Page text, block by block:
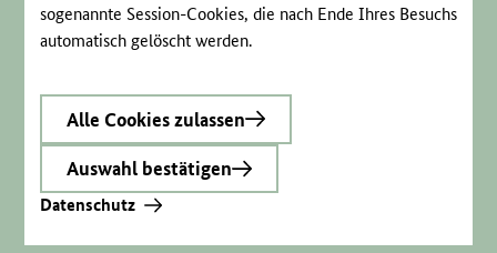
sogenannte Session-Cookies, die nach Ende Ihres Besuchs
automatisch gelöscht werden.
Alle Cookies zulassen
Auswahl bestätigen
Datenschutz